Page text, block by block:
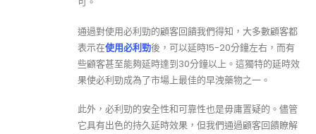
通過對使用必利勁的顧客回饋我們得知，大多數顧客都
表示在使用必利勁後，可以延時15-20分鐘左右，而有
些顧客甚至能夠延時達到30分鐘以上。這獨特的延時效
果使必利勁成為了市場上最佳的早洩藥物之一。
此外，必利勁的安全性和可靠性也是毋庸置疑的。儘管
它具有出色的持久延時效果，但我們通過顧客回饋瞭解